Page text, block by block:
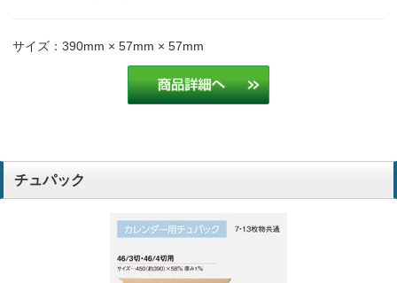
サイズ：390mm × 57mm × 57mm
チュパック